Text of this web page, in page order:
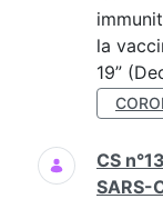
la
19”
CS
SARS-